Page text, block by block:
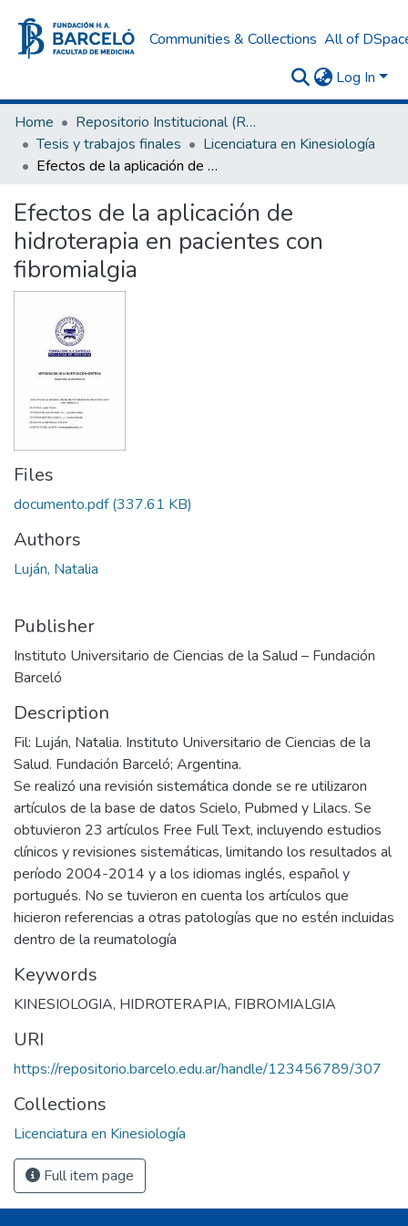
Communities & Collections All of
Log In
Home
Repositorio Institucional (RI) del Instituto Universitario de Ciencias de la Salud Fundación H. A. Barceló
Tesis y trabajos finales
Licenciatura en Kinesiología
Efectos de la aplicación de hidroterapia en pacientes con fibromialgia
Efectos de la aplicación de
hidroterapia en pacientes con
fibromialgia
Files
documento.pdf(337.61 KB)
Authors
Luján, Natalia
Publisher
Instituto Universitario de Ciencias de la Salud – Fundación
Barceló
Description
Fil: Luján, Natalia. Instituto Universitario de Ciencias de la
Salud. Fundación Barceló; Argentina.
Se realizó una revisión sistemática donde se re utilizaron
artículos de la base de datos Scielo, Pubmed y Lilacs. Se
obtuvieron 23 artículos Free Full Text, incluyendo estudios
clínicos y revisiones sistemáticas, limitando los resultados al
período 2004-2014 y a los idiomas inglés, español y
portugués. No se tuvieron en cuenta los artículos que
hicieron referencias a otras patologías que no estén incluidas
dentro de la reumatología
Keywords
KINESIOLOGIA, HIDROTERAPIA, FIBROMIALGIA
URI
https://repositorio.barcelo.edu.ar/handle/123456789/307
Collections
Licenciatura en Kinesiología
Full item page